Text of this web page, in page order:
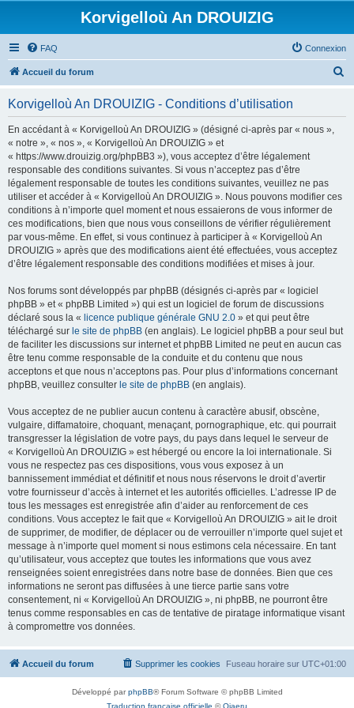
Korvigelloù An DROUIZIG
FAQ Connexion
Accueil du forum
Korvigelloù An DROUIZIG - Conditions d’utilisation
En accédant à « Korvigelloù An DROUIZIG » (désigné ci-après par « nous »,
« notre », « nos », « Korvigelloù An DROUIZIG » et
« https://www.drouizig.org/phpBB3 »), vous acceptez d’être légalement
responsable des conditions suivantes. Si vous n’acceptez pas d’être
légalement responsable de toutes les conditions suivantes, veuillez ne pas
utiliser et accéder à « Korvigelloù An DROUIZIG ». Nous pouvons modifier ces
conditions à n’importe quel moment et nous essaierons de vous informer de
ces modifications, bien que nous vous conseillons de vérifier régulièrement
par vous-même. En effet, si vous continuez à participer à « Korvigelloù An
DROUIZIG » après que des modifications aient été effectuées, vous acceptez
d’être légalement responsable des conditions modifiées et mises à jour.
Nos forums sont développés par phpBB (désignés ci-après par « logiciel
phpBB » et « phpBB Limited ») qui est un logiciel de forum de discussions
déclaré sous la « licence publique générale GNU 2.0 » et qui peut être
téléchargé sur le site de phpBB (en anglais). Le logiciel phpBB a pour seul but
de faciliter les discussions sur internet et phpBB Limited ne peut en aucun cas
être tenu comme responsable de la conduite et du contenu que nous
acceptons et que nous n’acceptons pas. Pour plus d’informations concernant
phpBB, veuillez consulter le site de phpBB (en anglais).
Vous acceptez de ne publier aucun contenu à caractère abusif, obscène,
vulgaire, diffamatoire, choquant, menaçant, pornographique, etc. qui pourrait
transgresser la législation de votre pays, du pays dans lequel le serveur de
« Korvigelloù An DROUIZIG » est hébergé ou encore la loi internationale. Si
vous ne respectez pas ces dispositions, vous vous exposez à un
bannissement immédiat et définitif et nous nous réservons le droit d’avertir
votre fournisseur d’accès à internet et les autorités officielles. L’adresse IP de
tous les messages est enregistrée afin d’aider au renforcement de ces
conditions. Vous acceptez le fait que « Korvigelloù An DROUIZIG » ait le droit
de supprimer, de modifier, de déplacer ou de verrouiller n’importe quel sujet et
message à n’importe quel moment si nous estimons cela nécessaire. En tant
qu’utilisateur, vous acceptez que toutes les informations que vous avez
renseignées soient enregistrées dans notre base de données. Bien que ces
informations ne seront pas diffusées à une tierce partie sans votre
consentement, ni « Korvigelloù An DROUIZIG », ni phpBB, ne pourront être
tenus comme responsables en cas de tentative de piratage informatique visant
à compromettre vos données.
Accueil du forum Fuseau horaire sur UTC+01:00
Supprimer les cookies
Développé parphpBB® Forum Software © phpBB Limited
Traduction française officielle ©Qiaeru